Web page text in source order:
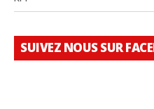
SUIVEZ NOUS SUR